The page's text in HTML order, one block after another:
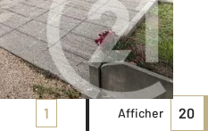
1 Afficher